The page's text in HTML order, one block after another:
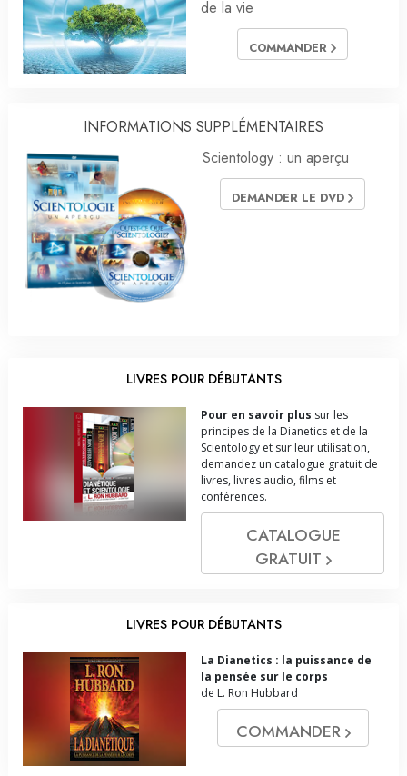
de la vie
COMMANDER
INFORMATIONS SUPPLÉMENTAIRES
Scientology : un aperçu
DEMANDER LE DVD
LIVRES POUR DÉBUTANTS
Pour en savoir plus sur les
principes de la Dianetics et de la
Scientology et sur leur utilisation,
demandez un catalogue gratuit de
livres, livres audio, films et
conférences.
CATALOGUE
GRATUIT
LIVRES POUR DÉBUTANTS
La Dianetics : la puissance de
la pensée sur le corps
de L. Ron Hubbard
COMMANDER